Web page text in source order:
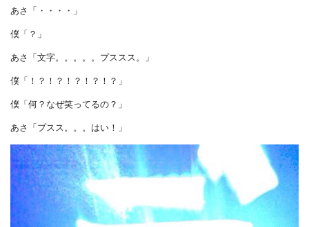
あさ「・・・・」
僕「？」
あさ「文字。。。。。プススス。」
僕「！？！？！？！？！？」
僕「何？なぜ笑ってるの？」
あさ「プスス。。。はい！」